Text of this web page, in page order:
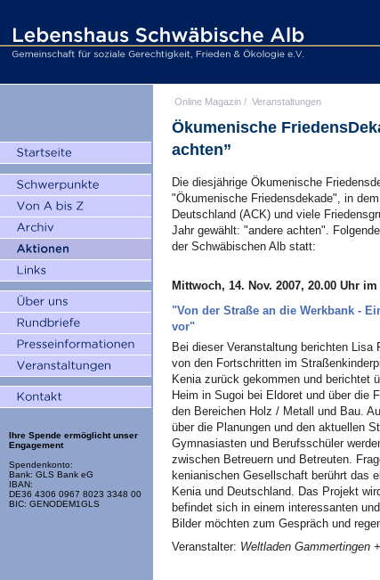
Ihre Spende ermöglicht unser
Engagement
Spendenkonto:
Bank: GLS Bank eG
IBAN:
DE36 4306 0967 8023 3348 00
BIC: GENODEM1GLS
Online Magazin / Veranstaltungen
Ökumenische
achten”
Die diesjährige Ökumenische
"Ökumenische Friedensdekade", in
Deutschland (ACK) und viele
Jahr gewählt: "andere achten".
der Schwäbischen Alb statt:
Mittwoch, 14. Nov. 2007, 20.00 Uhr
"Von der Straße an die Werkbank -
vor"
Bei dieser Veranstaltung berichten
von den Fortschritten im
Kenia zurück gekommen und berichtet
Heim in Sugoi bei Eldoret und über die
den Bereichen Holz / Metall und Bau.
über die Planungen und den aktuellen
Gymnasiasten und Berufsschüler
zwischen Betreuern und Betreuten.
kenianischen Gesellschaft berührt das
Kenia und Deutschland. Das Projekt
befindet sich in einem interessanten
Bilder möchten zum Gespräch und
Veranstalter: Weltladen Gammertingen